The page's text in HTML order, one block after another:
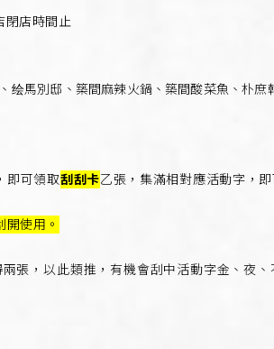
店時間止
绘馬別邸、築間麻辣火鍋、築間酸菜魚、朴
即可領取刮刮卡乙張，集滿相對應活動字，
使用。
張，以此類推，有機會刮中活動字金、夜